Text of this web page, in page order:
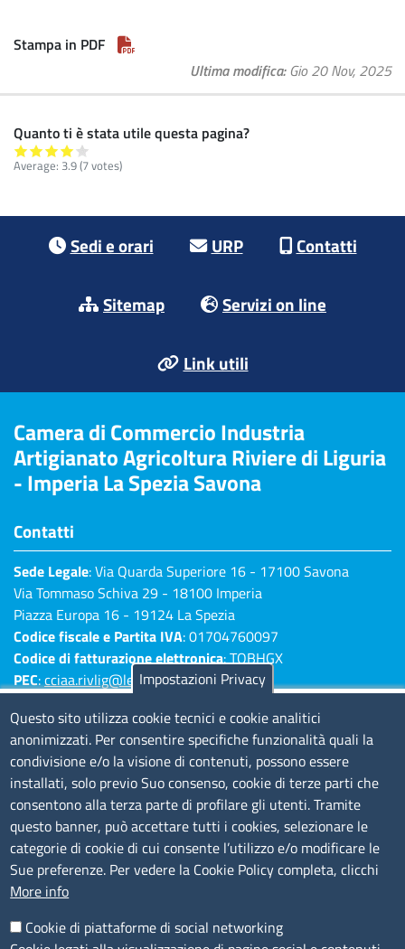
Stampa in PDF
Ultima modifica Gio 20 Nov, 2025
Quanto ti è stata utile questa pagina?
Average: 3.9(7 votes)
Sedi e orari URP Contatti
Sitemap Servizi on line
Link utili
Camera di Commercio Industria
Artigianato Agricoltura Riviere di Liguria
- Imperia La Spezia Savona
Contatti
Sede Legale: Via Quarda Superiore 16 - 17100 Savona
Via Tommaso Schiva 29 - 18100 Imperia
Piazza Europa 16 - 19124 La Spezia
Codice fiscale e Partita IVA: 01704760097
Codice di fatturazione elettronica: TQBHGX
PEC:cciaa.rivlig@legalmail.it
Imperia 0183 7931 - La Spezia 0187 7281
Amministrazione Trasparente
Consulta tutte le sezioni
Bilanci
Bandi di concorso
Procedimenti
Provvedimenti
Sito web
Impostazioni Privacy
Questo sito utilizza cookie tecnici e cookie analitici
anonimizzati. Per consentire specifiche funzionalità quali la
condivisione e/o la visione di contenuti, possono essere
installati, solo previo Suo consenso, cookie di terze parti che
consentono alla terza parte di profilare gli utenti. Tramite
questo banner, può accettare tutti i cookies, selezionare le
categorie di cookie di cui consente l’utilizzo e/o modificare le
Sue preferenze. Per vedere la Cookie Policy completa, clicchi
More info
Cookie di piattaforme di social networking